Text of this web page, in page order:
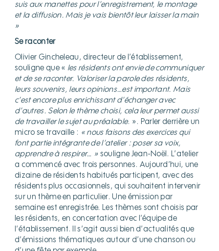
suis aux manettes pour l’enregistrement, le montage
et la diffusion. Mais je vais bientôt leur laisser la main
»
Se raconter
Olivier Gincheleau, directeur de l’établissement,
souligne que « les résidents ont envie de communiquer
et de se raconter. Valoriser la parole des résidents,
leurs souvenirs, leurs opinions…est important. Mais
c’est encore plus enrichissant d’échanger avec
d’autres. Selon le thème choisi, cela leur permet aussi
de travailler le sujet au préalable. ». Parler derrière un
micro se travaille : « nous faisons des exercices qui
font partie intégrante de l’atelier : poser sa voix,
apprendre à respirer… » souligne Jean-Noël. L’atelier
a commencé avec trois personnes. Aujourd’hui, une
dizaine de résidents habitués participent, avec des
résidents plus occasionnels, qui souhaitent intervenir
sur un thème en particulier. Une émission par
semaine est enregistrée. Les thèmes sont choisis par
les résidents, en concertation avec l’équipe de
l’établissement. Il s’agit aussi bien d’actualités que
d’émissions thématiques autour d’une chanson ou